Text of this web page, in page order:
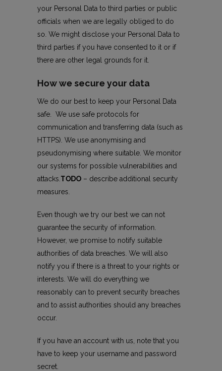
your Personal Data to third parties or public
officials when we are legally obliged to do
so. We might disclose your Personal Data to
third parties if you have consented to it or if
there are other legal grounds for it.
How we secure your data
We do our best to keep your Personal Data
safe. We use safe protocols for
communication and transferring data (such as
HTTPS). We use anonymising and
pseudonymising where suitable. We monitor
our systems for possible vulnerabilities and
attacks. TODO– describe additional security
measures.
Even though we try our best we can not
guarantee the security of information.
However, we promise to notify suitable
authorities of data breaches. We will also
notify you if there is a threat to your rights or
interests. We will do everything we
reasonably can to prevent security breaches
and to assist authorities should any breaches
occur.
If you have an account with us, note that you
have to keep your username and password
secret.